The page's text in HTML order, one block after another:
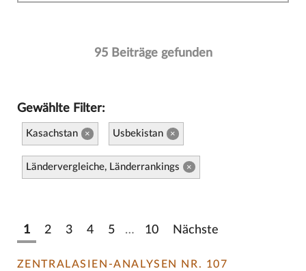
95 Beiträge gefunden
Gewählte Filter:
Kasachstan × Usbekistan ×
Ländervergleiche, Länderrankings ×
1 2 3 4 5 … 10 Nächste
ZENTRALASIEN-ANALYSEN NR. 107